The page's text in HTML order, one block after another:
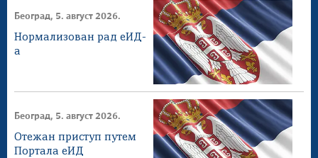
Београд, 5. август 2026.
Нормализован рад еИД-
а
Београд, 5. август 2026.
Отежан приступ путем
Портала еИД